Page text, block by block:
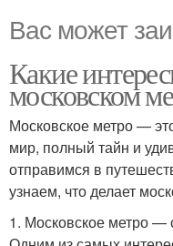
Вас может
Какие
московском
Московское метро —
мир, полный тайн и
отправимся в
узнаем, что делает
1. Московское метро —